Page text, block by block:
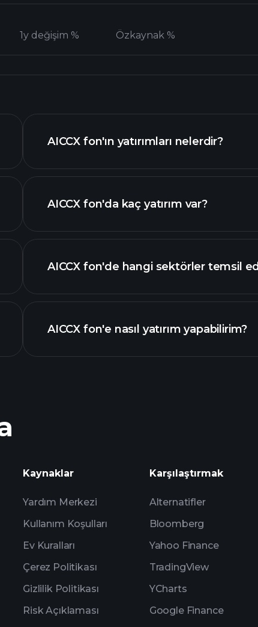
1y değişim % Özkaynak %
AICCX fon'ın yatırımları nelerdir?
buradan
AICCX fon'da kaç yatırım var?
AICCX fon'de hangi sektörler temsil
AICCX fon'e nasıl yatırım yapabilirim?
Kaynaklar
Yardım Merkezi
Kullanım Koşulları
Ev Kuralları
Çerez Politikası
Gizlilik Politikası
Risk Açıklaması
Karşılaştırmak
Alternatifler
Bloomberg
Yahoo Finance
TradingView
YCharts
Google Finance